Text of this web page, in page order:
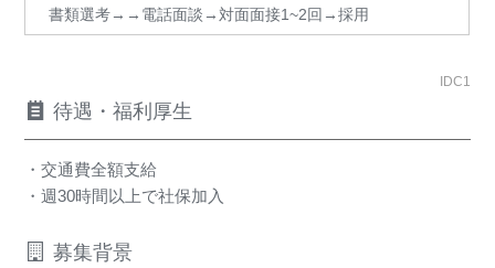
書類選考→→電話面談→対面面接1~2回→採用
IDC1
待遇・福利厚生
・交通費全額支給
・週30時間以上で社保加入
募集背景